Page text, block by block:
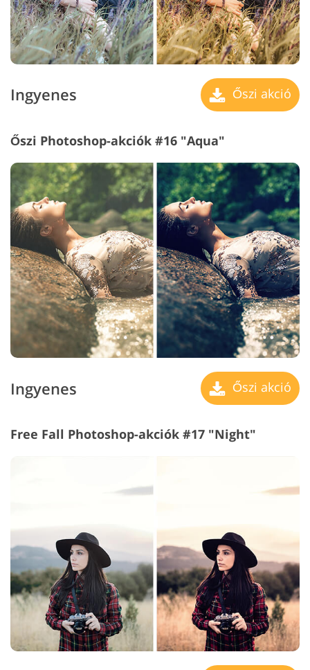
Ingyenes Őszi akció
Őszi Photoshop-akciók #16 "Aqua"
Ingyenes Őszi akció
Free Fall Photoshop-akciók #17 "Night"